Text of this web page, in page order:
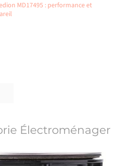
MD17495 : performance et
Électroménager